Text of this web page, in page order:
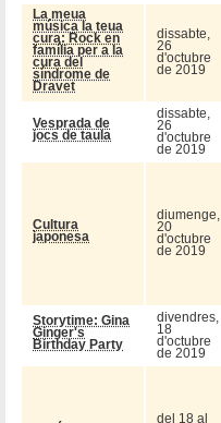
La meua
música la teua
cura: Rock en
família per a la
cura del
síndrome de
Dravet
dissabte,
26
d'octubre
de 2019
Vesprada de
jocs de taula
dissabte,
26
d'octubre
de 2019
Cultura
japonesa
diumenge,
20
d'octubre
de 2019
Storytime: Gina
Ginger's
Birthday Party
divendres,
18
d'octubre
de 2019
del 18 al